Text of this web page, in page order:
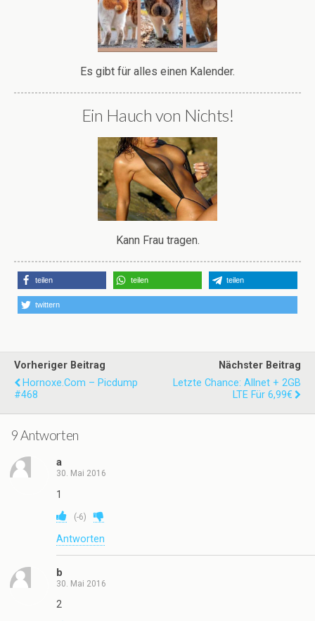
Es gibt für alles einen Kalender.
Ein Hauch von Nichts!
Kann Frau tragen.
teilen teilen teilen
twittern
Vorheriger Beitrag
Hornoxe.com – Picdump
#468
Nächster Beitrag
Letzte Chance: Allnet + 2GB
LTE Für 6,99€
9 Antworten
a
30. Mai 2016
1
(-6)
Antworten
b
30. Mai 2016
2